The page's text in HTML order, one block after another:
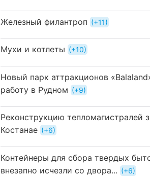
Железный филантроп +11
Мухи и котлеты +10
Новый парк аттракционов
работу в Рудном
+9
Реконструкцию тепломагистралей
Костанае
+6
Контейнеры для сбора твердых
внезапно исчезли со двора...
+6